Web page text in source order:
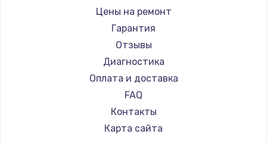
Ремонт кофемашин RED solution
Ремонт кофемашин Bravilor Bonamat
Ремонт кофемашин Vard
Ремонт кофемашин Tuvio
Ремонт кофемашин Carrera
Ремонт кофемашин Supra
Jura
Olympia
Saeco
La Cimbali
WMF
Yamaguchi
Nivona
Astoria
Цены на ремонт
Гарантия
Отзывы
Диагностика
Оплата и доставка
FAQ
Контакты
Карта сайта